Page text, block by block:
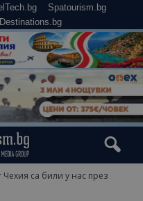
Spatourism.bg
Destinations.bg
Чехия са били у нас през